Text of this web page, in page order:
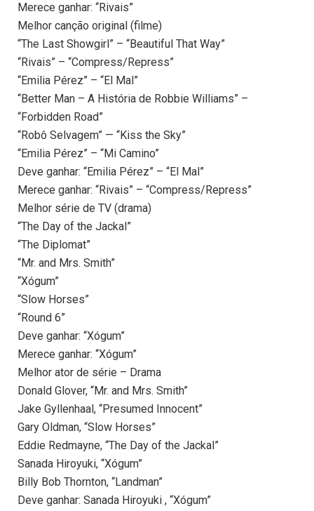
Merece ganhar: “Rivais”
Melhor canção original (filme)
“The Last Showgirl” – “Beautiful That Way”
“Rivais” – “Compress/Repress”
“Emilia Pérez” – “El Mal”
“Better Man – A História de Robbie Williams” –
“Forbidden Road”
“Robô Selvagem” — “Kiss the Sky”
“Emilia Pérez” – “Mi Camino”
Deve ganhar: “Emilia Pérez” – “El Mal”
Merece ganhar: “Rivais” – “Compress/Repress”
Melhor série de TV (drama)
“The Day of the Jackal”
“The Diplomat”
“Mr. and Mrs. Smith”
“Xógum”
“Slow Horses”
“Round 6”
Deve ganhar: “Xógum”
Merece ganhar: “Xógum”
Melhor ator de série – Drama
Donald Glover, “Mr. and Mrs. Smith”
Jake Gyllenhaal, “Presumed Innocent”
Gary Oldman, “Slow Horses”
Eddie Redmayne, “The Day of the Jackal”
Sanada Hiroyuki, “Xógum”
Billy Bob Thornton, “Landman”
Deve ganhar: Sanada Hiroyuki , “Xógum”